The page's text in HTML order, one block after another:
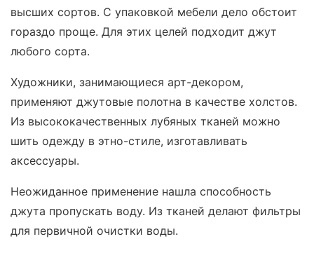
высших сортов. С упаковкой мебели дело обстоит
гораздо проще. Для этих целей подходит джут
любого сорта.
Художники, занимающиеся арт-декором,
применяют джутовые полотна в качестве холстов.
Из высококачественных лубяных тканей можно
шить одежду в этно-стиле, изготавливать
аксессуары.
Неожиданное применение нашла способность
джута пропускать воду. Из тканей делают фильтры
для первичной очистки воды.